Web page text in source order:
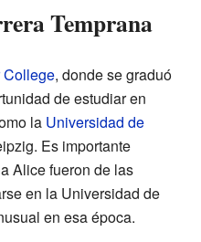
Temprana
College, donde se graduó
de estudiar en
la Universidad de
Es importante
Alice fueron de las
en la Universidad de
en esa época.